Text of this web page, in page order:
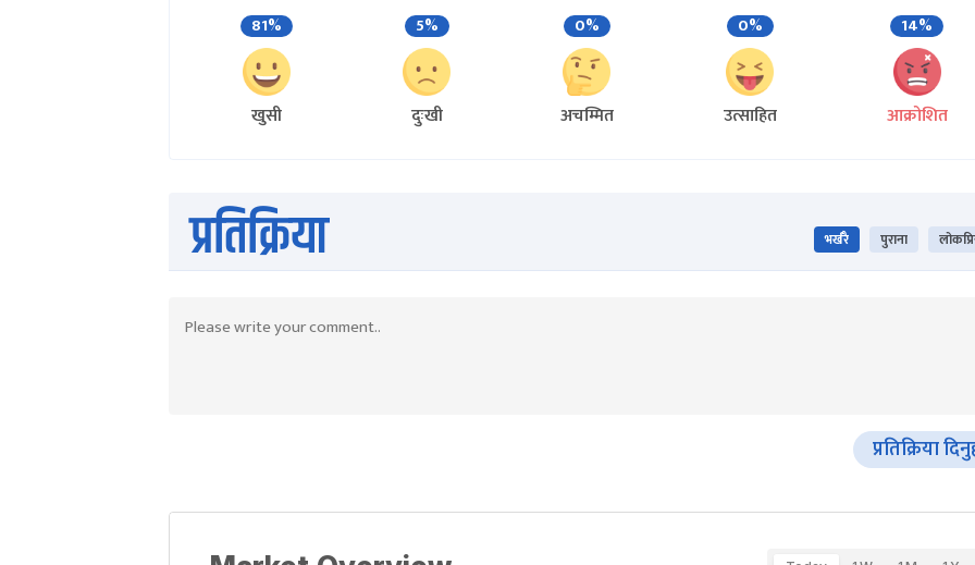
81%
खुसी
5%
दुःखी
0%
अचम्मित
0%
उत्साहित
14%
आक्रोशित
प्रतिक्रिया भर्खरै पुराना
प्रतिक्रिया